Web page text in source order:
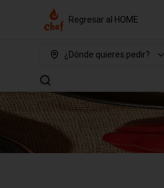
Regresar al HOME
¿Dónde quieres pedir?